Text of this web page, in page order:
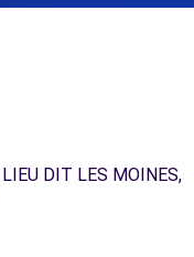
DIT LES MOINES,